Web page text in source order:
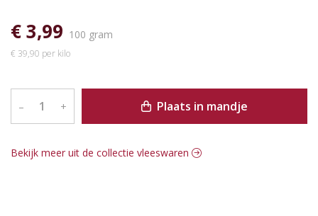
€ 3,99 100 gram
€ 39,90 per kilo
– + Plaats in mandje
Bekijk meer uit de collectie vleeswaren